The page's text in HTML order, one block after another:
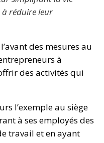
à réduire leur
des mesures au
à
des activités qui
l’exemple au siège
à ses employés des
travail et en ayant